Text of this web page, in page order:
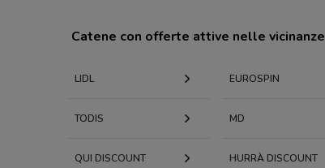
Catene con offerte attive nelle vicinanze
LIDL EUROSPIN
TODIS MD
QUI DISCOUNT HURRÀ DISCOUNT